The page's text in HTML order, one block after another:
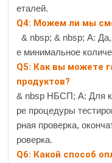
еталей.
Q4: Можем ли мы
& nbsp; & nbsp; А:
е минимальное
Q5: Как вы можете
продуктов?
& nbsp НБСП; А: Для
ре процедуры
рная проверка,
роверка.
Q6: Какой способ